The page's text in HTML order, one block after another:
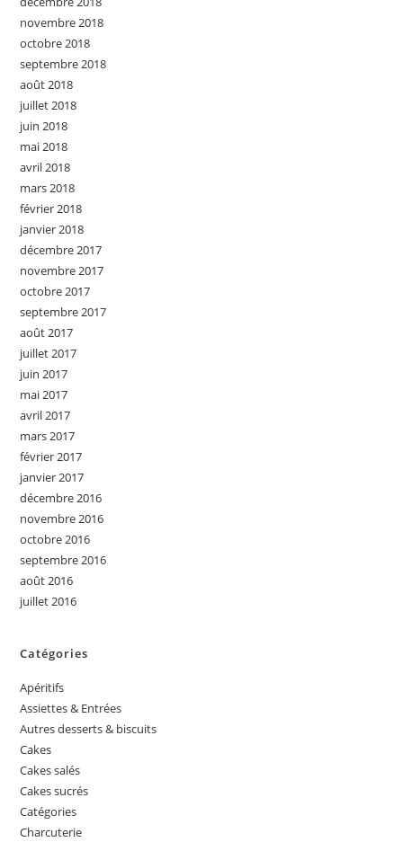
novembre 2018
octobre 2018
septembre 2018
août 2018
juillet 2018
juin 2018
mai 2018
avril 2018
mars 2018
février 2018
janvier 2018
décembre 2017
novembre 2017
octobre 2017
septembre 2017
août 2017
juillet 2017
juin 2017
mai 2017
avril 2017
mars 2017
février 2017
janvier 2017
décembre 2016
novembre 2016
octobre 2016
septembre 2016
août 2016
juillet 2016
Catégories
Apéritifs
Assiettes & Entrées
Autres desserts & biscuits
Cakes
Cakes salés
Cakes sucrés
Catégories
Charcuterie